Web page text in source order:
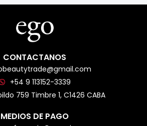
CONTACTANOS
+54 9 113152-3339
759 Timbre 1, C1426 CABA
MEDIOS DE PAGO